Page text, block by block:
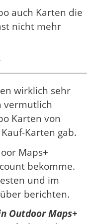
auch Karten die
nicht mehr
wirklich sehr
vermutlich
Karten von
Karten gab.
Maps+
bekomme.
und im
berichten.
Outdoor Maps+